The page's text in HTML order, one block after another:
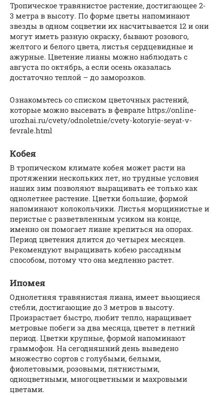
Тропическое травянистое растение, достигающее 2-
3 метра в высоту. По форме цветы напоминают
звезды в одном соцветии их насчитывается 12 и они
могут иметь разную окраску, бывают розового,
желтого и белого цвета, листья сердцевидные и
ажурные. Цветение лианы можно наблюдать с
августа по октябрь, а если осень оказалась
достаточно теплой – до заморозков.
Ознакомьтесь со списком цветочных растений,
которые можно высевать в феврале https://online-
urozhai.ru/cvety/odnoletnie/cvety-kotoryie-seyat-v-
fevrale.html
Кобея
В тропическом климате кобея может расти на
протяжении нескольких лет, но трудные условия
наших зим позволяют выращивать ее только как
однолетнее растение. Цветки большие, формой
напоминают колокольчики. Листья морщинистые и
перистые с разветвленным усиком на конце,
именно он помогает лиане крепиться на опорах.
Период цветения длится до четырех месяцев.
Рекомендуют выращивать кобею рассадным
способом, потому что она медленно растет.
Ипомея
Однолетняя травянистая лиана, имеет вьющиеся
стебли, достигающие до 3 метров в высоту.
Произрастает быстро, любит тепло, наращивает
метровые побеги за два месяца, цветет в летний
период. Цветки крупные, формой напоминают
граммофон. На сегодняшний день выведено
множество сортов с голубыми, белыми,
фиолетовыми, розовыми, пятнистыми,
одноцветными, многоцветными и махровыми
цветами.